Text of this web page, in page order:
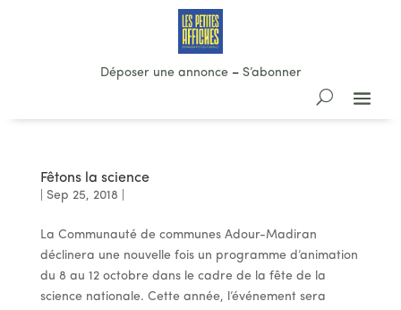
Déposer une annonce– S’abonner
Fêtons la science
Sep 25, 2018
La Communauté de communes Adour-Madiran
déclinera une nouvelle fois un programme d’animation
du 8 au 12 octobre dans le cadre de la fête de la
science nationale. Cette année, l’événement sera